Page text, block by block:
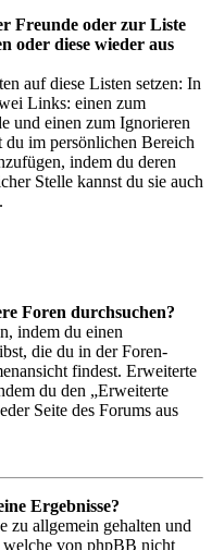
Freunde oder zur Liste
oder diese wieder aus
auf diese Listen setzen: In
Links: einen zum
und einen zum Ignorieren
du im persönlichen Bereich
indem du deren
Stelle kannst du sie auch
Foren durchsuchen?
indem du einen
die du in der Foren-
findest. Erweiterte
du den „Erweiterte
Seite des Forums aus
Ergebnisse?
zu allgemein gehalten und
von phpBB nicht